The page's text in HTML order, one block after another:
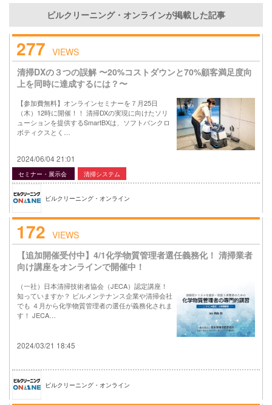
ビルクリーニング・オンラインが掲載した記事
277 VIEWS
清掃DXの３つの誤解 〜20%コストダウンと70%顧客満足度向
上を同時に達成するには？〜
【参加費無料】オンラインセミナーを７月25日
（木）12時に開催！！ 清掃DXの実現に向けたソリ
ューションを提供するSmartBXは、ソフトバンクロ
ボティクスとく…
2024/06/04 21:01
セミナー・展示会 清掃システム
ビルクリーニング・オンライン
172 VIEWS
【追加開催受付中】4/1化学物質管理者選任義務化！ 清掃業者
向け講座をオンラインで開催中！
（一社）日本清掃技術者協会（JECA）認定講座！
知っていますか？ ビルメンテナンス企業や清掃会社
でも ４月から化学物質管理者の選任が義務化されま
す！ JECA…
2024/03/21 18:45
ビルクリーニング・オンライン